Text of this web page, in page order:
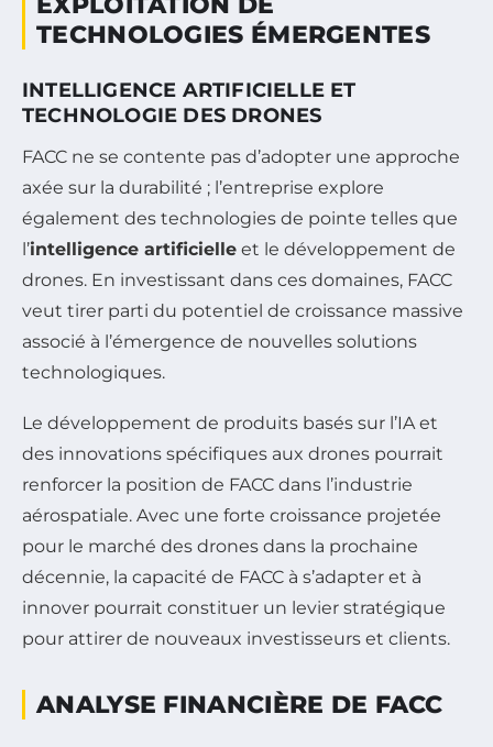
TECHNOLOGIES ÉMERGENTES
INTELLIGENCE ARTIFICIELLE ET
TECHNOLOGIE DES DRONES
FACC ne se contente pas d’adopter une approche
axée sur la durabilité ; l’entreprise explore
également des technologies de pointe telles que
l’intelligence artificielle et le développement de
drones. En investissant dans ces domaines, FACC
veut tirer parti du potentiel de croissance massive
associé à l’émergence de nouvelles solutions
technologiques.
Le développement de produits basés sur l’IA et
des innovations spécifiques aux drones pourrait
renforcer la position de FACC dans l’industrie
aérospatiale. Avec une forte croissance projetée
pour le marché des drones dans la prochaine
décennie, la capacité de FACC à s’adapter et à
innover pourrait constituer un levier stratégique
pour attirer de nouveaux investisseurs et clients.
ANALYSE FINANCIÈRE DE FACC